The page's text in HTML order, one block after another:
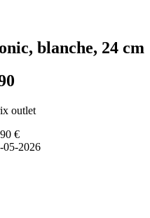
blanche, 24 cm
outlet
€
05-2026